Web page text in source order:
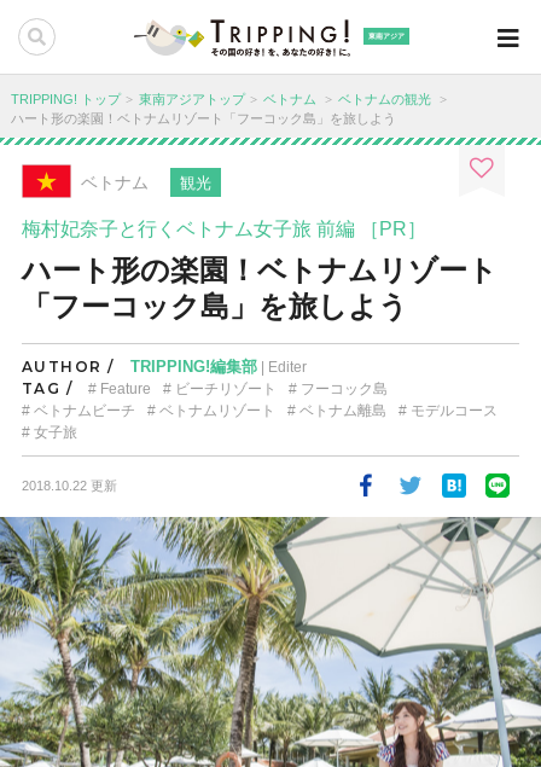
東南アジア
TRIPPING! トップ 東南アジアトップ ベトナム
ベトナムの観光
ハート形の楽園！ベトナムリゾート「フーコック島」を旅しよう
ベトナム 観光
梅村妃奈子と行くベトナム女子旅 前編 ［PR］
ハート形の楽園！ベトナムリゾート
「フーコック島」を旅しよう
AUTHOR / TRIPPING!編集部| Editer
TAG / Feature ビーチリゾート
フーコック島
ベトナムビーチ
ベトナムリゾート ベトナム離島
モデルコース
女子旅
2018.10.22 更新